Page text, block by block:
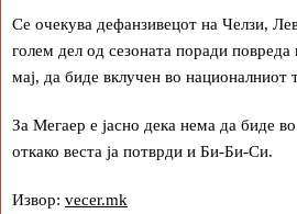
Се очекува дефанзивецот на Челзи,
голем дел од сезоната поради повреда
мај, да биде вклучен во националниот
За Мегаер е јасно дека нема да биде
откако веста ја потврди и Би-Би-Си.
Извор: vecer.mk